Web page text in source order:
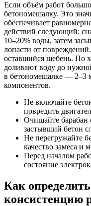
Если объём работ
бетономешалку. Это
обеспечивает
действий следующий:
10–20% воды, затем
лопасти от
оставшийся щебень. По
доливают воду до
в бетономешалке — 2–3
компонентов.
Не включайте
повредить
Очищайте барабан
застывший бетон
Не перегружайте
качество замеса и
Перед началом
состояние
Как
консистенцию